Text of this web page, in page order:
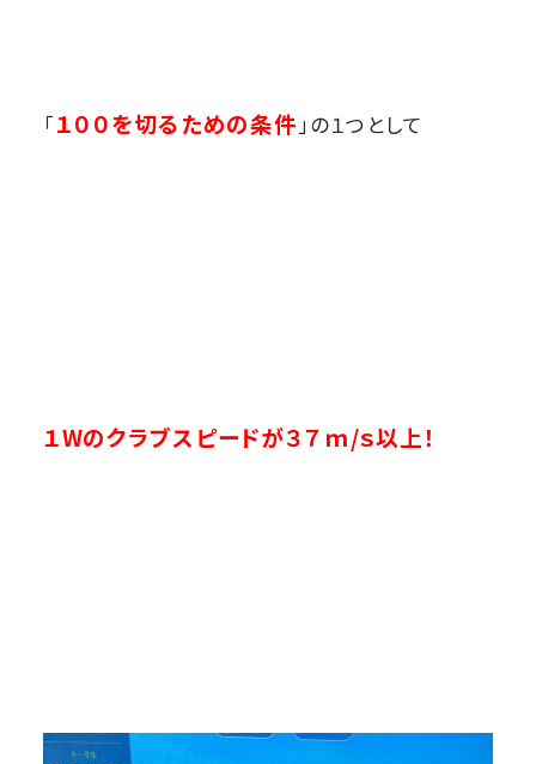
「１００を切るための条件」の１つとして
１Wのクラブスピードが３７ｍ/ｓ以上！